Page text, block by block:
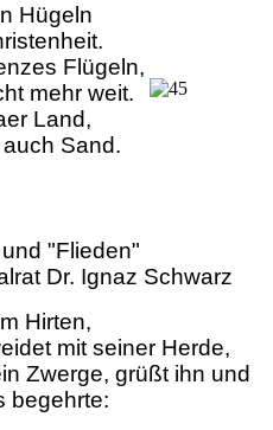
Hügeln
Flügeln,
mehr weit.
Land,
Sand.
"Flieden"
Dr. Ignaz Schwarz
Hirten,
mit seiner Herde,
Zwerge, grüßt ihn und
begehrte: